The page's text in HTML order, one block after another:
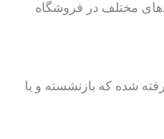
مختلف در فروشگاه
شده که بازنشسته و یا